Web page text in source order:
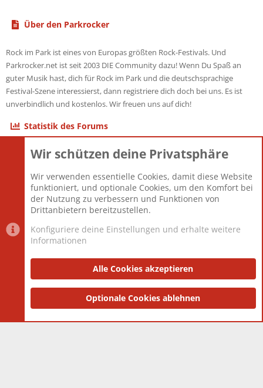
Über den Parkrocker
Rock im Park ist eines von Europas größten Rock-Festivals. Und
Parkrocker.net ist seit 2003 DIE Community dazu! Wenn Du Spaß an
guter Musik hast, dich für Rock im Park und die deutschsprachige
Festival-Szene interessierst, dann registriere dich doch bei uns. Es ist
unverbindlich und kostenlos. Wir freuen uns auf dich!
Statistik des Forums
Themen
Mitglieder
12.426
Neuestes Mitglied
nabulamisika
Datenschutzerklärung Impressum
Community platform by XenForo® © 2010-2025 XenForo Ltd.
and add-ons by ThemeHouse
Wir schützen deine Privatsphäre
Wir verwenden essentielle Cookies, damit diese Website
funktioniert, und optionale Cookies, um den Komfort bei
der Nutzung zu verbessern und Funktionen von
Drittanbietern bereitzustellen.
Konfiguriere deine Einstellungen und erhalte weitere
Informationen
Alle Cookies akzeptieren
Optionale Cookies ablehnen